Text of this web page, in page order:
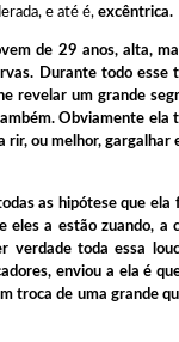
e até é, excêntrica.
anos, alta, magra
Durante todo
revelar um grande
Obviamente
rir, ou melhor,
as hipótese que
eles a estão zuando, a
verdade toda essa
enviou a ela é
troca de uma grande